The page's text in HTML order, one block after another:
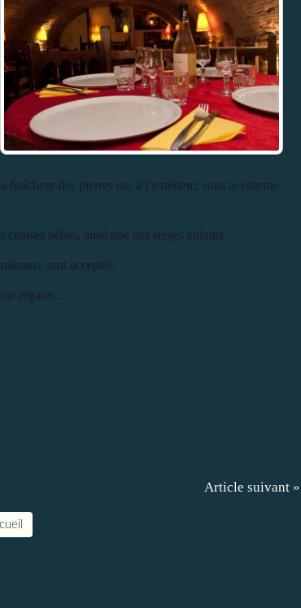
des pierres ou, à l’extérieur, sous le charme
bébés, ainsi que des sièges enfants.
sont acceptés.
régaler...
Article suivant »